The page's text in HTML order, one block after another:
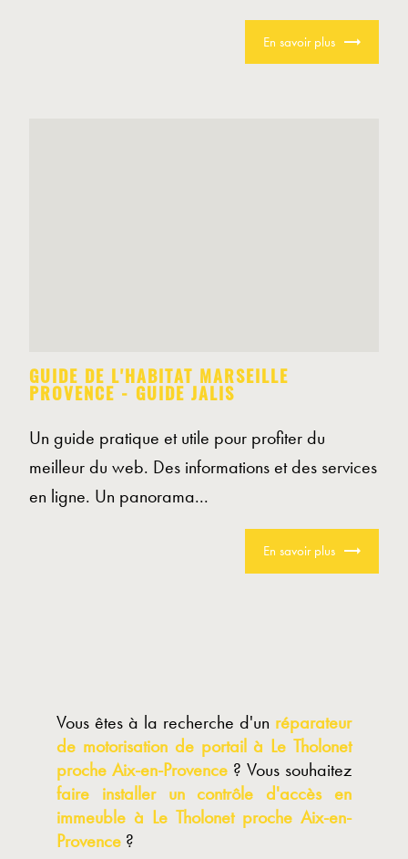
En savoir plus
GUIDE DE L'HABITAT MARSEILLE
PROVENCE - GUIDE JALIS
Un guide pratique et utile pour profiter du
meilleur du web. Des informations et des services
en ligne. Un panorama...
En savoir plus
Vous êtes à la recherche d'un réparateur
de motorisation de portail à Le Tholonet
proche Aix-en-Provence ? Vous souhaitez
faire installer un contrôle d'accès en
immeuble à Le Tholonet proche Aix-en-
Provence ?